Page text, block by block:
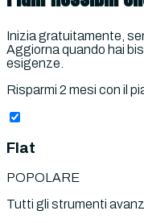
Inizia gratuitamente,
Aggiorna quando hai
esigenze.
Risparmi 2 mesi con il
Flat
POPOLARE
Tutti gli strumenti